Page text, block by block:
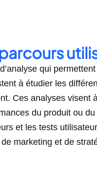
qui
à étudier les
Ces analyses
du produit ou
et les tests
marketing et de